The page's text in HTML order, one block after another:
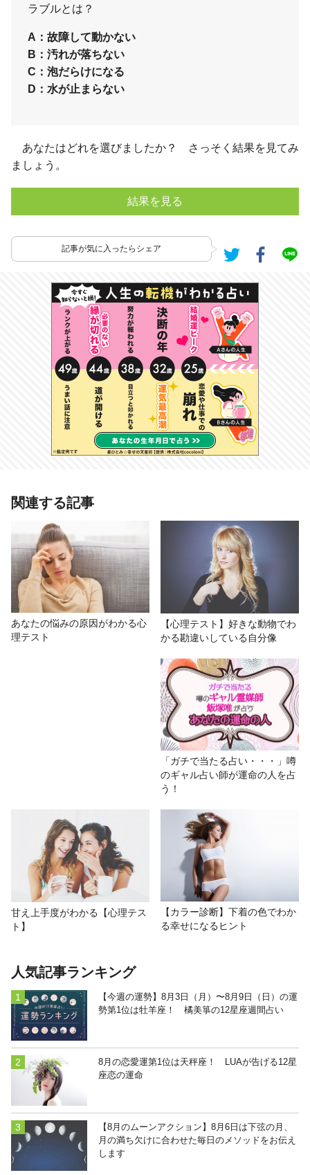
ラブルとは？
A：故障して動かない
B：汚れが落ちない
C：泡だらけになる
D：水が止まらない
あなたはどれを選びましたか？ さっそく結果を見てみ
ましょう。
結果を見る
記事が気に入ったらシェア
あわせて読みたい記事
自分の顔の嫌いなパーツでわかるコ
ンプレックス 鼻の人は知性がコン
プレックス
# おもしろ # 真 # 心理テスト # 性格診断
関連する記事
あなたの悩みの原因がわかる心
理テスト
【心理テスト】好きな動物でわ
かる勘違いしている自分像
「ガチで当たる占い・・・」噂
のギャル占い師が運命の人を占
う！
甘え上手度がわかる【心理テス
ト】
【カラー診断】下着の色でわか
る幸せになるヒント
人気記事ランキング
【今週の運勢】8月3日（月）〜8月9日（日）の運
勢第1位は牡羊座！ 橘美箏の12星座週間占い
8月の恋愛運第1位は天秤座！ LUAが告げる12星
座恋の運命
【8月のムーンアクション】8月6日は下弦の月、
月の満ち欠けに合わせた毎日のメソッドをお伝え
します